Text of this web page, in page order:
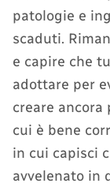
patologie e
scaduti.
e capire che
adottare per
creare ancora
cui è bene
in cui capisci
avvelenato in